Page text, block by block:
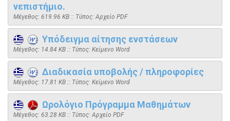
νεπιστήμιο.
Mέγεθος: 619.96 KB :: Τύπος: Αρχείο PDF
Υπόδειγμα αίτησης ενστάσεων
Mέγεθος: 14.84 KB :: Τύπος: Kείμενο Word
Διαδικασία υποβολής / πληροφορίες
Mέγεθος: 17.81 KB :: Τύπος: Kείμενο Word
Ωρολόγιο Πρόγραμμα Μαθημάτων
Mέγεθος: 63.28 KB :: Τύπος: Αρχείο PDF